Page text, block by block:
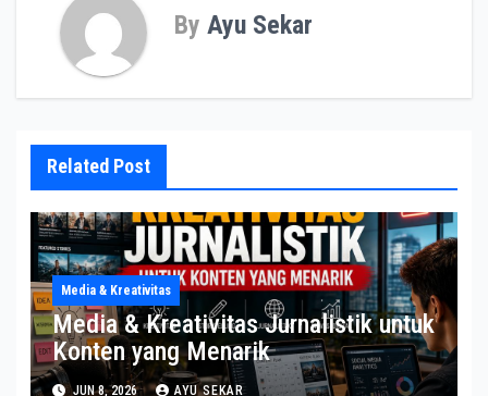
By Ayu Sekar
Related Post
Media & Kreativitas
Media & Kreativitas Jurnalistik untuk
Konten yang Menarik
JUN 8, 2026 AYU SEKAR